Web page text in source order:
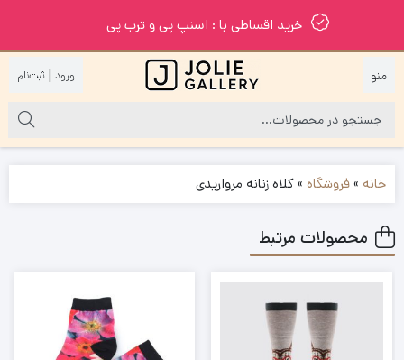
خرید اقساطی با : اسنپ پی و ترب پی
|
خانه »فروشگاه »کلاه زنانه مرواریدی
محصولات مرتبط